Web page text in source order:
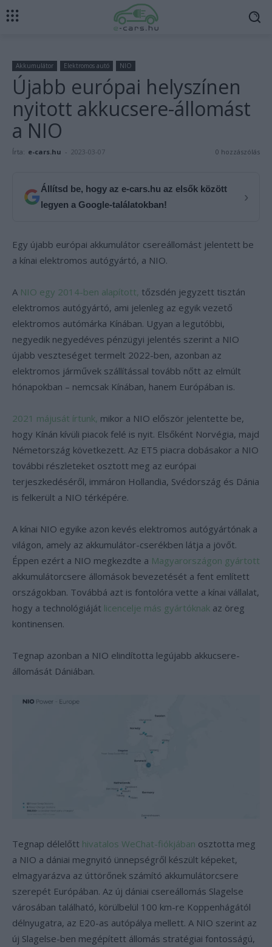
Akkumulátor Elektromos autó NIO
Újabb európai helyszínen
nyitott akkucsere-állomást
a NIO
Írta: e-cars.hu - 2023-03-07 0 hozzászólás
Állítsd be, hogy az e-cars.hu az elsők között
legyen a Google-találatokban!
›
Egy újabb európai akkumulátor csereállomást jelentett be
a kínai elektromos autógyártó, a NIO.
A NIO egy 2014-ben alapított, tőzsdén jegyzett tisztán
elektromos autógyártó, ami jelenleg az egyik vezető
elektromos autómárka Kínában. Ugyan a legutóbbi,
negyedik negyedéves pénzügyi jelentés szerint a NIO
újabb veszteséget termelt 2022-ben, azonban az
elektromos járművek szállítással tovább nőtt az elmúlt
hónapokban – nemcsak Kínában, hanem Európában is.
2021 májusát írtunk, mikor a NIO először jelentette be,
hogy Kínán kívüli piacok felé is nyit. Elsőként Norvégia, majd
Németország következett. Az ET5 piacra dobásakor a NIO
további részleteket osztott meg az európai
terjeszkedéséről, immáron Hollandia, Svédország és Dánia
is felkerült a NIO térképére.
A kínai NIO egyike azon kevés elektromos autógyártónak a
világon, amely az akkumulátor-cserékben látja a jövőt.
Éppen ezért a NIO megkezdte a Magyarországon gyártott
akkumulátorcsere állomások bevezetését a fent említett
országokban. Továbbá azt is fontolóra vette a kínai vállalat,
hogy a technológiáját licencelje más gyártóknak az öreg
kontinensen.
Tegnap azonban a NIO elindította legújabb akkucsere-
állomását Dániában.
Tegnap délelőtt hivatalos WeChat-fiókjában osztotta meg
a NIO a dániai megnyitó ünnepségről készült képeket,
elmagyarázva az úttörőnek számító akkumulátorcsere
szerepét Európában. Az új dániai csereállomás Slagelse
városában található, körülbelül 100 km-re Koppenhágától
délnyugatra, az E20-as autópálya mellett. A NIO szerint az
új Slagelse-ben megépített állomás stratégiai fontosságú,